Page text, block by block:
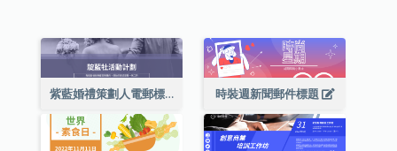
紫藍婚禮策劃人電郵標題 時裝週新聞郵件標題